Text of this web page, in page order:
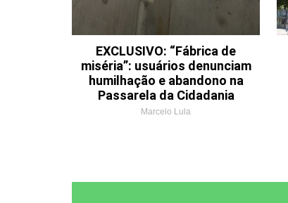
EXCLUSIVO: “Fábrica de
miséria”: usuários denunciam
humilhação e abandono na
Passarela da Cidadania
Marcelo Lula